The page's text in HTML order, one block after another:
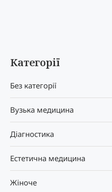
Категорії
Без категорії
Вузька медицина
Діагностика
Естетична медицина
Жіноче